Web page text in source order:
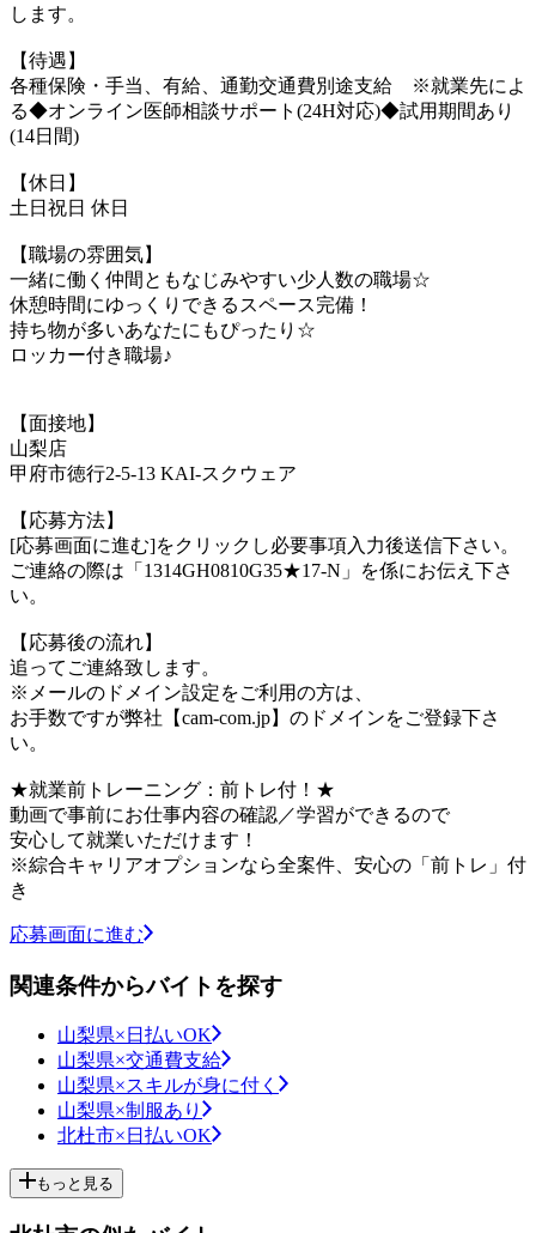
します。
【待遇】
各種保険・手当、有給、通勤交通費別途支給 ※就業先によ
る◆オンライン医師相談サポート(24H対応)◆試用期間あり
(14日間)
【休日】
土日祝日 休日
【職場の雰囲気】
一緒に働く仲間ともなじみやすい少人数の職場☆
休憩時間にゆっくりできるスペース完備！
持ち物が多いあなたにもぴったり☆
ロッカー付き職場♪
【面接地】
山梨店
甲府市徳行2-5-13 KAI-スクウェア
【応募方法】
[応募画面に進む]をクリックし必要事項入力後送信下さい。
ご連絡の際は「1314GH0810G35★17-N」を係にお伝え下さ
い。
【応募後の流れ】
追ってご連絡致します。
※メールのドメイン設定をご利用の方は、
お手数ですが弊社【cam-com.jp】のドメインをご登録下さ
い。
★就業前トレーニング：前トレ付！★
動画で事前にお仕事内容の確認／学習ができるので
安心して就業いただけます！
※綜合キャリアオプションなら全案件、安心の「前トレ」付
き
応募画面に進む
関連条件からバイトを探す
山梨県×日払いOK
山梨県×交通費支給
山梨県×スキルが身に付く
山梨県×制服あり
北杜市×日払いOK
もっと見る